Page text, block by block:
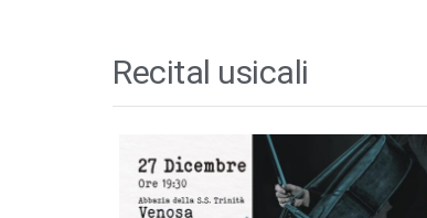
Recital usicali